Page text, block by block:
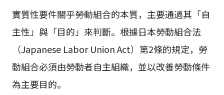
實質性要件關乎勞動組合的本質，主要通過其「自
主性」與「目的」來判斷。根據日本勞動組合法
（Japanese Labor Union Act）第2條的規定，勞
動組合必須由勞動者自主組織，並以改善勞動條件
為主要目的。